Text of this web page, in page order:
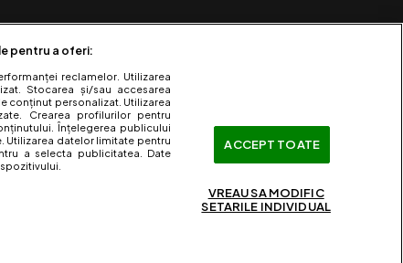
pentru a oferi:
reclamelor. Utilizarea
Stocarea și/sau accesarea
conținut personalizat. Utilizarea
Crearea profilurilor pentru
Înțelegerea publicului
Utilizarea datelor limitate pentru
a selecta publicitatea. Date
ACCEPT TOATE
VREAU SA MODIFIC
SETARILE INDIVIDUAL